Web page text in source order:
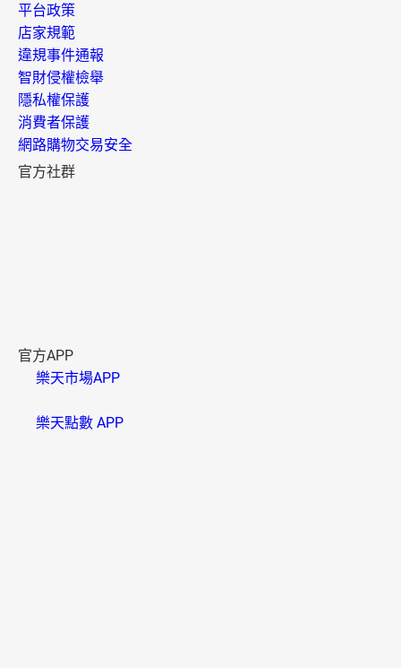
平台政策
店家規範
違規事件通報
智財侵權檢舉
隱私權保護
消費者保護
網路購物交易安全
官方社群
官方APP
樂天市場APP
樂天點數 APP